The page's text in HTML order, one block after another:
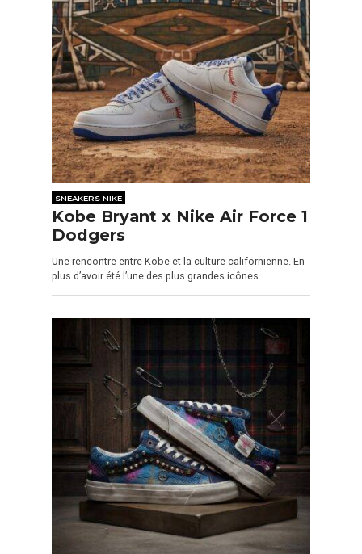
SNEAKERS NIKE
Kobe Bryant x Nike Air Force 1
Dodgers
Une rencontre entre Kobe et la culture californienne. En
plus d’avoir été l’une des plus grandes icônes…